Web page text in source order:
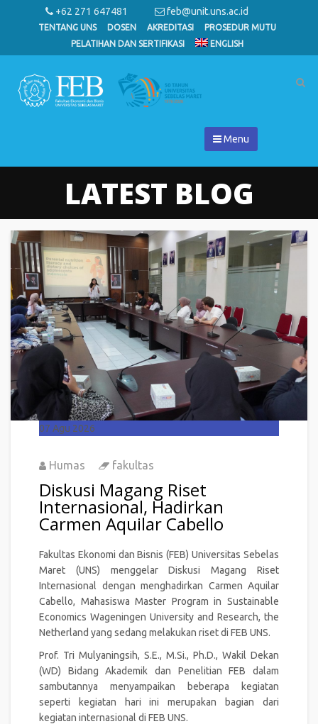
+62 271 647481 feb@unit.uns.ac.id
TENTANG UNS DOSEN AKREDITASI
PROSEDUR MUTU
PELATIHAN DAN SERTIFIKASI
ENGLISH
Menu
LATEST BLOG
07 Agu 2026
Humas fakultas
Diskusi Magang Riset
Internasional, Hadirkan
Carmen Aquilar Cabello
Fakultas Ekonomi dan Bisnis (FEB) Universitas Sebelas
Maret (UNS) menggelar Diskusi Magang Riset
Internasional dengan menghadirkan Carmen Aquilar
Cabello, Mahasiswa Master Program in Sustainable
Economics Wageningen University and Research, the
Netherland yang sedang melakukan riset di FEB UNS.
Prof. Tri Mulyaningsih, S.E., M.Si., Ph.D., Wakil Dekan
(WD) Bidang Akademik dan Penelitian FEB dalam
sambutannya menyampaikan beberapa kegiatan
seperti kegiatan hari ini merupakan bagian dari
kegiatan internasional di FEB UNS.